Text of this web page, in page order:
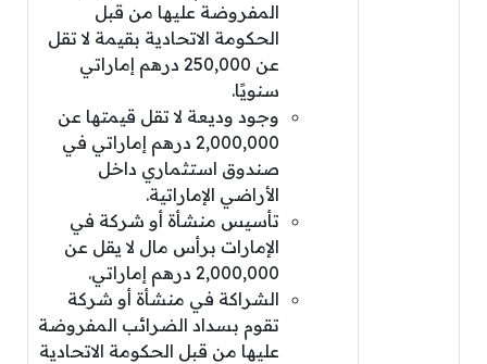
المفروضة عليها من قبل
الحكومة الاتحادية بقيمة لا تقل
عن 250,000 درهم إماراتي
سنويًا.
وجود وديعة لا تقل قيمتها عن
2,000,000 درهم إماراتي في
صندوق استثماري داخل
الأراضي الإماراتية.
تأسيس منشأة أو شركة في
الإمارات برأس مال لا يقل عن
2,000,000 درهم إماراتي.
الشراكة في منشأة أو شركة
تقوم بسداد الضرائب المفروضة
عليها من قبل الحكومة الاتحادية